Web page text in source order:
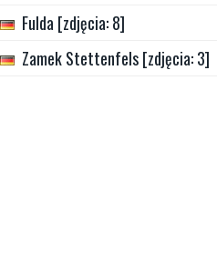
Fulda [zdjęcia: 8]
Zamek Stettenfels [zdjęcia: 3]